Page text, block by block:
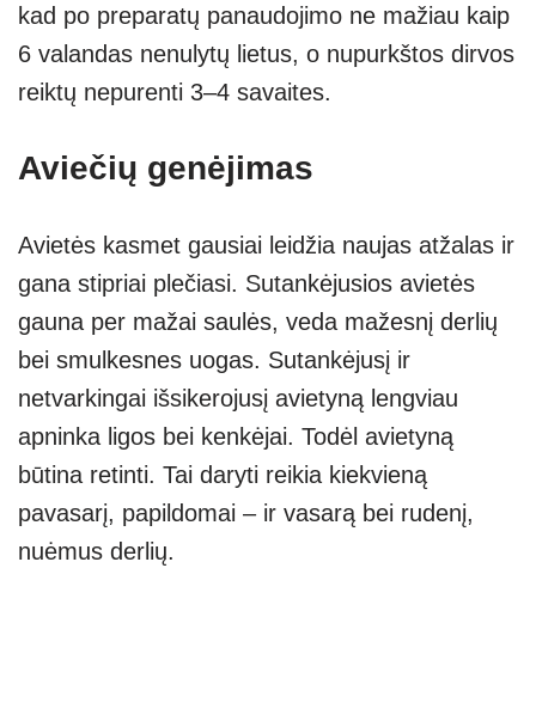
kad po preparatų panaudojimo ne mažiau kaip
6 valandas nenulytų lietus, o nupurkštos dirvos
reiktų nepurenti 3–4 savaites.
Aviečių genėjimas
Avietės kasmet gausiai leidžia naujas atžalas ir
gana stipriai plečiasi. Sutankėjusios avietės
gauna per mažai saulės, veda mažesnį derlių
bei smulkesnes uogas. Sutankėjusį ir
netvarkingai išsikerojusį avietyną lengviau
apninka ligos bei kenkėjai. Todėl avietyną
būtina retinti. Tai daryti reikia kiekvieną
pavasarį, papildomai – ir vasarą bei rudenį,
nuėmus derlių.